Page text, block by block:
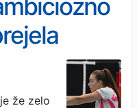
iz
že zelo